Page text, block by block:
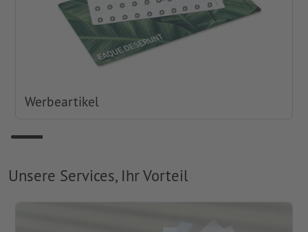
Werbeartikel
Unsere Services, Ihr Vorteil